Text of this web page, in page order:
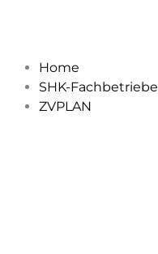
Home
SHK-Fachbetriebe
ZVPLAN